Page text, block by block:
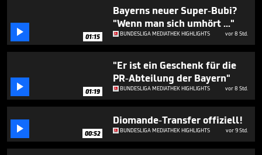
 01:15
Bayerns neuer Super-Bubi?
"Wenn man sich umhört ..."
BUNDESLIGA MEDIATHEK HIGHLIGHTS vor 8 Std.
 01:19
"Er ist ein Geschenk für die
PR-Abteilung der Bayern"
BUNDESLIGA MEDIATHEK HIGHLIGHTS vor 8 Std.
 00:52
Diomande-Transfer offiziell!
BUNDESLIGA MEDIATHEK HIGHLIGHTS vor 9 Std.